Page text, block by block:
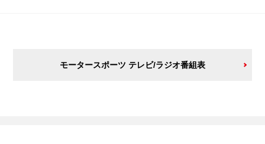
モータースポーツ テレビ/ラジオ番組表